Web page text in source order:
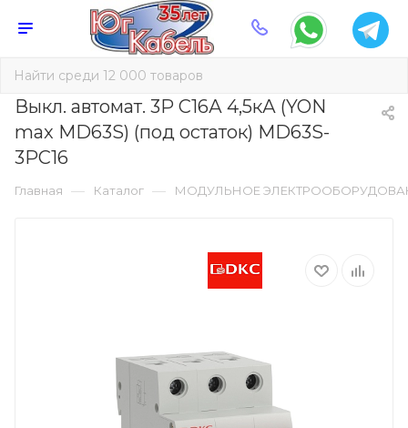
Выкл. автомат. 3Р С16А 4,5кА (YON
max MD63S) (под остаток) MD63S-
3PC16
Главная — Каталог — МОДУЛЬНОЕ